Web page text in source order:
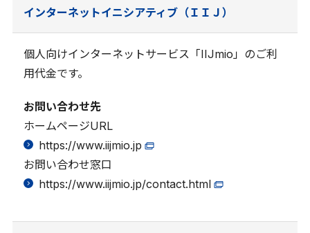
インターネットイニシアティブ（ＩＩＪ）
個人向けインターネットサービス「IIJmio」のご利
用代金です。
お問い合わせ先
ホームページURL
https://www.iijmio.jp
お問い合わせ窓口
https://www.iijmio.jp/contact.html